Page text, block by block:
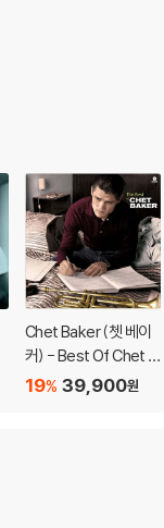
Chet Baker (쳇 베이
커) - Best Of Chet B
aker [퍼플 컬러 LP]
39,900원
19%